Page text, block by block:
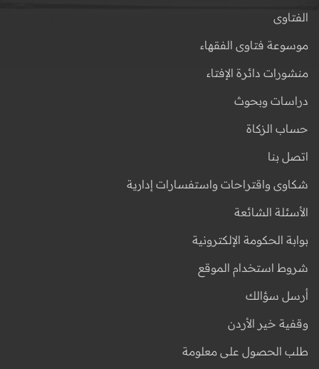
الفتاوى
موسوعة فتاوى الفقهاء
منشورات دائرة الإفتاء
دراسات وبحوث
حساب الزكاة
اتصل بنا
شكاوى واقتراحات واستفسارات إدارية
الأسئلة الشائعة
بوابة الحكومة الإلكترونية
شروط استخدام الموقع
أرسل سؤالك
وقفية خير الأردن
طلب الحصول على معلومة